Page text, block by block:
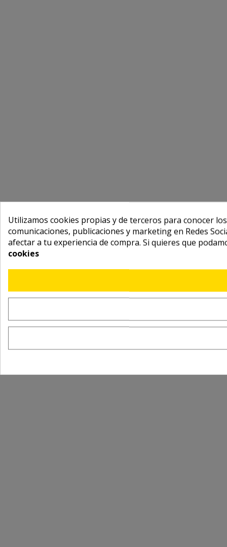
Utilizamos cookies propias y de terceros para conocer
comunicaciones, publicaciones y marketing en Redes
afectar a tu experiencia de compra. Si quieres que
cookies